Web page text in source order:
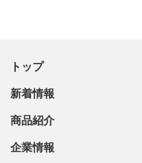
トップ
新着情報
商品紹介
企業情報